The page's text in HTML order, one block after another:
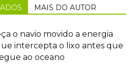
MAIS DO AUTOR
o navio movido a energia
intercepta o lixo antes que
ao oceano